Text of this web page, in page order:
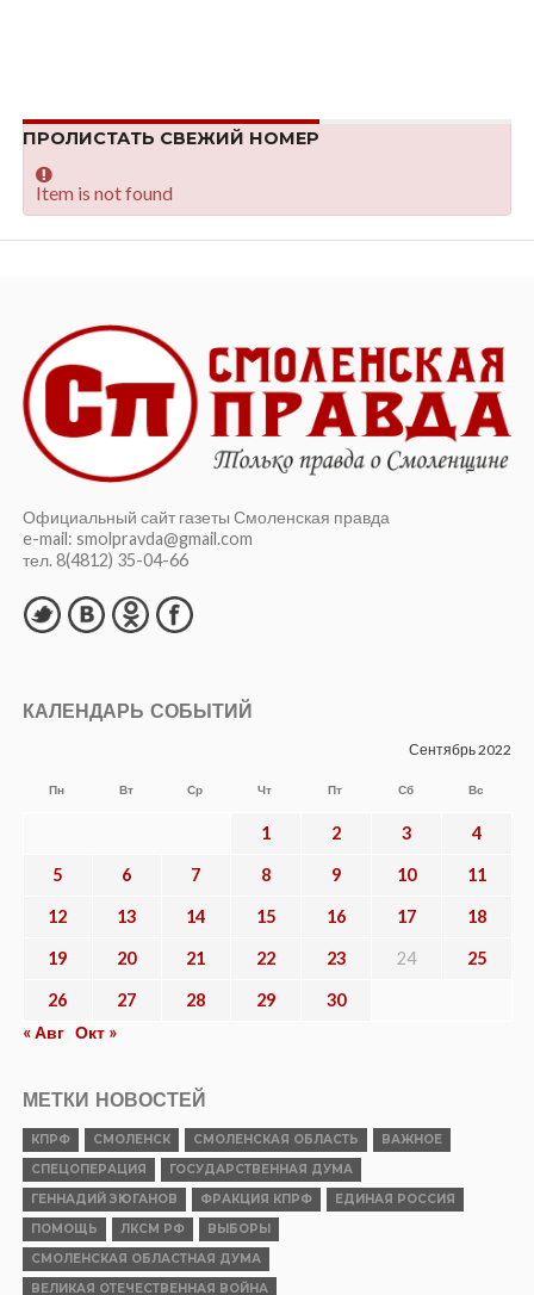
ПРОЛИСТАТЬ СВЕЖИЙ НОМЕР
Item is not found
Официальный сайт газеты Смоленская правда
e-mail: smolpravda@gmail.com
тел. 8(4812) 35-04-66
КАЛЕНДАРЬ СОБЫТИЙ
Сентябрь 2022
Пн Вт Ср Чт Пт Сб Вс
1 2 3 4
5 6 7 8 9 10 11
12 13 14 15 16 17 18
19 20 21 22 23 24 25
26 27 28 29
30
« Авг Окт »
МЕТКИ НОВОСТЕЙ
КПРФ СМОЛЕНСК СМОЛЕНСКАЯ ОБЛАСТЬ
ВАЖНОЕ
СПЕЦОПЕРАЦИЯ
ГОСУДАРСТВЕННАЯ ДУМА
ГЕННАДИЙ ЗЮГАНОВ
ФРАКЦИЯ КПРФ
ЕДИНАЯ РОССИЯ
ПОМОЩЬ
ЛКСМ РФ
ВЫБОРЫ
СМОЛЕНСКАЯ ОБЛАСТНАЯ ДУМА
ВЕЛИКАЯ ОТЕЧЕСТВЕННАЯ ВОЙНА